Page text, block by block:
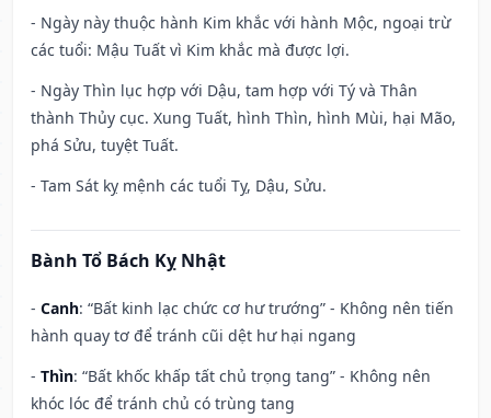
- Ngày này thuộc hành Kim khắc với hành Mộc, ngoại trừ
các tuổi: Mậu Tuất vì Kim khắc mà được lợi.
- Ngày Thìn lục hợp với Dậu, tam hợp với Tý và Thân
thành Thủy cục. Xung Tuất, hình Thìn, hình Mùi, hại Mão,
phá Sửu, tuyệt Tuất.
- Tam Sát kỵ mệnh các tuổi Tỵ, Dậu, Sửu.
Bành Tổ Bách Kỵ Nhật
- Canh: “Bất kinh lạc chức cơ hư trướng” - Không nên tiến
hành quay tơ để tránh cũi dệt hư hại ngang
- Thìn: “Bất khốc khấp tất chủ trọng tang” - Không nên
khóc lóc để tránh chủ có trùng tang